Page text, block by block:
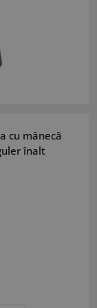
cu mânecă
înalt